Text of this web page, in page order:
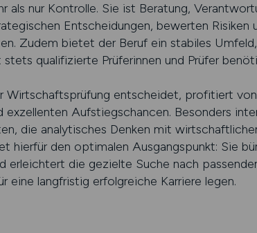
als nur Kontrolle. Sie ist Beratung,
Entscheidungen, bewerten Risiken
Zudem bietet der Beruf ein stabiles
qualifizierte Prüferinnen und Prüfer
Wirtschaftsprüfung entscheidet, profitiert
exzellenten Aufstiegschancen. Besonders
die analytisches Denken mit
hierfür den optimalen Ausgangspunkt: Sie
erleichtert die gezielte Suche nach
eine langfristig erfolgreiche Karriere legen.